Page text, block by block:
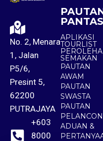
No. 2, Menara
1, Jalan
P5/6,
Presint 5,
62200
PUTRAJAYA
+603
8000
PANTAS
APLIKASI
TOURLIST
SEMAKAN
PAUTAN
AWAM
PAUTAN
SWASTA
PAUTAN
ADUAN &